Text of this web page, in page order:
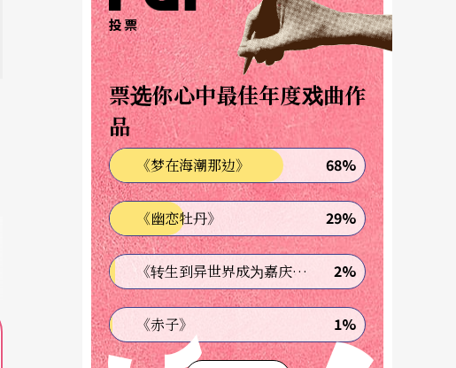
投票
票选你心中最佳年度戏曲作
品
《梦在海潮那边》 68%
《幽恋牡丹》 29%
《转生到异世界成为嘉庆君—发现我的祖先是诈骗集团!?》 2%
《赤子》 1%